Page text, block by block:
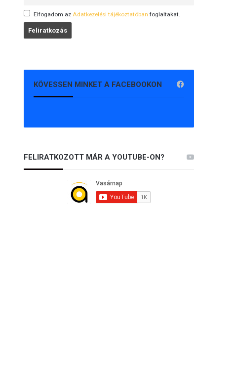
Elfogadom az Adatkezelési tájékoztatóban foglaltakat.
KÖVESSEN MINKET A FACEBOOKON
FELIRATKOZOTT MÁR A YOUTUBE-ON?